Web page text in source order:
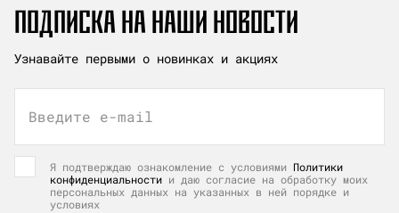
ПОДПИСКА НА НАШИ НОВОСТИ
Узнавайте первыми о новинках и акциях
Введите e-mail
Я подтверждаю ознакомление с условиями Политики
конфиденциальности и даю согласие на обработку моих
персональных данных на указанных в ней порядке и
условиях